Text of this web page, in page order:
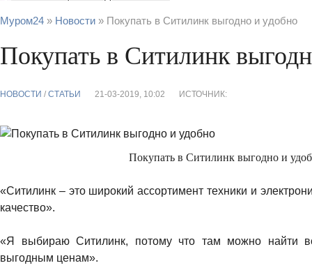
Муром24 » Новости » Покупать в Ситилинк выгодно и удобно
Покупать в Ситилинк
НОВОСТИ / СТАТЬИ 21-03-2019, 10:02 ИСТОЧНИК:
Покупать в Ситилинк выгодно и
«Ситилинк – это широкий ассортимент техники и
качество».
«Я выбираю Ситилинк, потому что там можно найти
выгодным ценам».